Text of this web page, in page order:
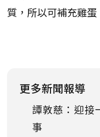
質，所以可補充雞
更多新聞報導
譚敦慈：迎接
事